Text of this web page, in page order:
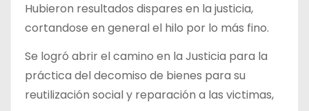
Hubieron resultados dispares en la justicia,
cortandose en general el hilo por lo más fino.
Se logró abrir el camino en la Justicia para la
práctica del decomiso de bienes para su
reutilización social y reparación a las victimas,